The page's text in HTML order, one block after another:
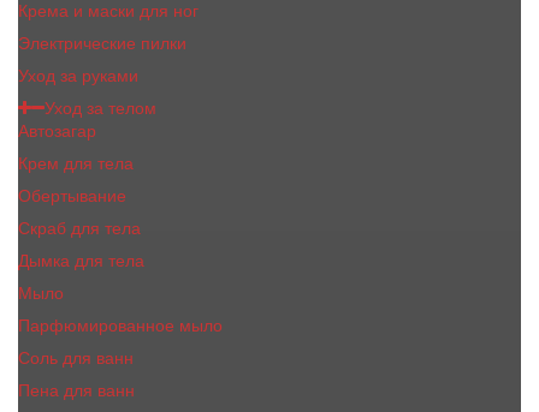
Крема и маски для ног
Электрические пилки
Уход за руками
Уход за телом
Автозагар
Крем для тела
Обертывание
Скраб для тела
Дымка для тела
Мыло
Парфюмированное мыло
Соль для ванн
Пена для ванн